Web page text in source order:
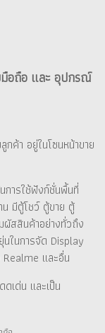
มือถือ และ อุปกรณ์
ค้า อยู่ในโซนหน้าขาย
การใช้ฟังก์ชั่นพื้นที่
มีตู้โชว์ ตู้ขาย ตู้
ผัสสินค้าอย่างทั่วถึง
ในการจัด Display
และอื่น
ดเด่น และเป็น